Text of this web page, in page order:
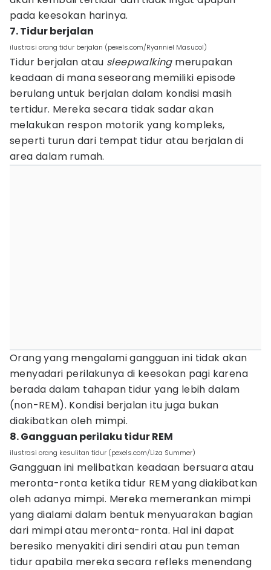
pada keesokan harinya.
7. Tidur berjalan
ilustrasi orang tidur berjalan (pexels.com/Ryanniel Masucol)
Tidur berjalan atau sleepwalking merupakan
keadaan di mana seseorang memiliki episode
berulang untuk berjalan dalam kondisi masih
tertidur. Mereka secara tidak sadar akan
melakukan respon motorik yang kompleks,
seperti turun dari tempat tidur atau berjalan di
area dalam rumah.
Orang yang mengalami gangguan ini tidak akan
menyadari perilakunya di keesokan pagi karena
berada dalam tahapan tidur yang lebih dalam
(non-REM). Kondisi berjalan itu juga bukan
diakibatkan oleh mimpi.
8. Gangguan perilaku tidur REM
ilustrasi orang kesulitan tidur (pexels.com/Liza Summer)
Gangguan ini melibatkan keadaan bersuara atau
meronta-ronta ketika tidur REM yang diakibatkan
oleh adanya mimpi. Mereka memerankan mimpi
yang dialami dalam bentuk menyuarakan bagian
dari mimpi atau meronta-ronta. Hal ini dapat
beresiko menyakiti diri sendiri atau pun teman
tidur apabila mereka secara refleks menendang